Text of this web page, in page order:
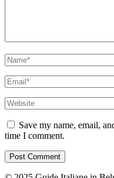
Name*
Email*
Website
Save my name, email,
time I comment.